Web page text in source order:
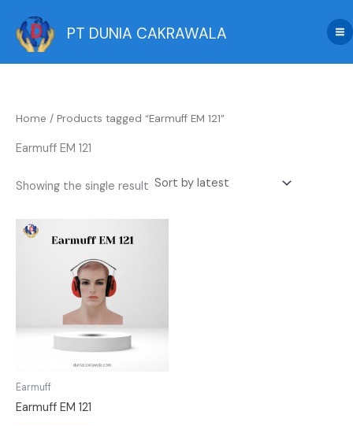
content
PT DUNIA CAKRAWALA
Home / Products tagged “Earmuff EM 121”
Earmuff EM 121
Showing the single result
Earmuff
Earmuff EM 121